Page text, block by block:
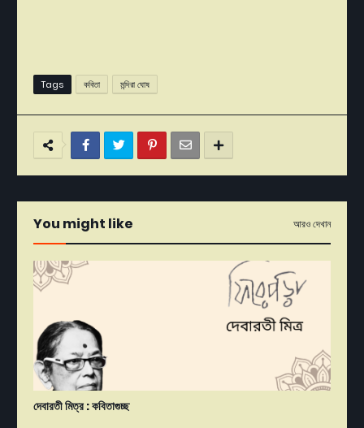
Tags কবিতা মন্দিরা ঘোষ
You might like আরও দেখান
দেবারতী মিত্র : কবিতাগুচ্ছ